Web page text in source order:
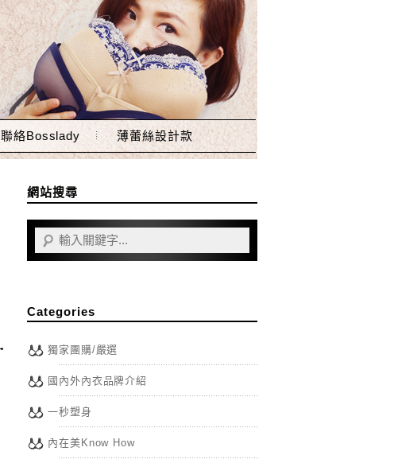
聯絡Bosslady 薄蕾絲設計款
網站搜尋
Categories
獨家團購/嚴選
國內外內衣品牌介紹
一秒塑身
內在美Know How